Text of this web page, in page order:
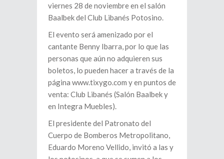
viernes 28 de noviembre en el salón
Baalbek del Club Libanés Potosino.
El evento será amenizado por el
cantante Benny Ibarra, por lo que las
personas que aún no adquieren sus
boletos, lo pueden hacer a través de la
página www.tixygo.com y en puntos de
venta: Club Libanés (Salón Baalbek y
en Integra Muebles).
El presidente del Patronato del
Cuerpo de Bomberos Metropolitano,
Eduardo Moreno Vellido, invitó a las y